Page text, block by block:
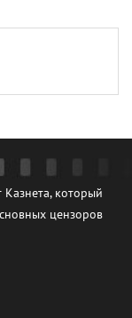
который
цензоров